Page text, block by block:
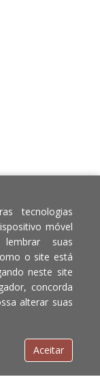
de divergência de
valor válido é o do
tecnologias
móvel
suas
o site está
neste site
concorda
alterar suas
Aceitar